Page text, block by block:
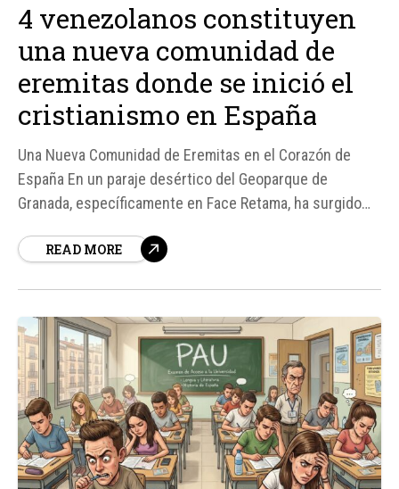
4 venezolanos constituyen
una nueva comunidad de
eremitas donde se inició el
cristianismo en España
Una Nueva Comunidad de Eremitas en el Corazón de
España En un paraje desértico del Geoparque de
Granada, específicamente en Face Retama, ha surgido
cuatro venezolanos: Carlos Andrés, Óscar Eduardo,
READ MORE